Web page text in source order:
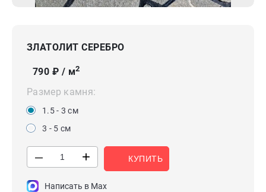
ЗЛАТОЛИТ СЕРЕБРО
790 ₽ / м2
Размер камня:
1.5 - 3 см
3 - 5 см
— + КУПИТЬ
Написать в Max